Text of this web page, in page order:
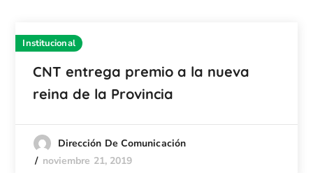
Institucional
CNT entrega premio a la nueva
reina de la Provincia
Dirección De Comunicación
noviembre 21, 2019